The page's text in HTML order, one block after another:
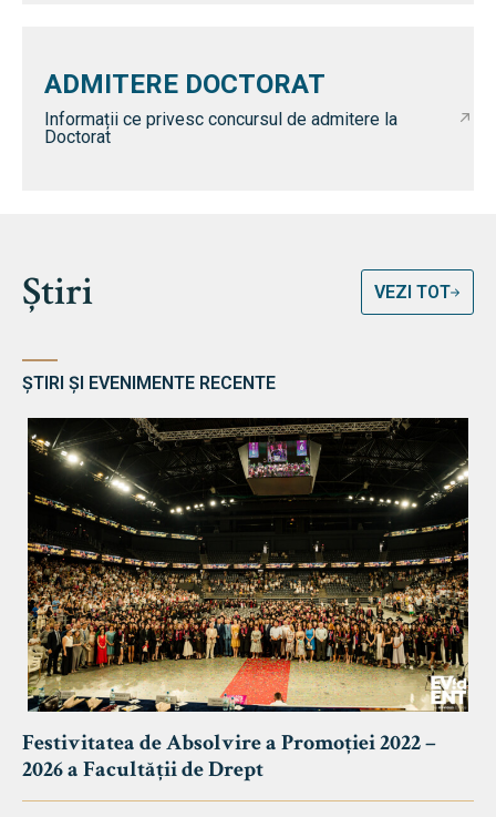
ADMITERE DOCTORAT
Informații ce privesc concursul de admitere la
Doctorat
Știri VEZI TOT
ȘTIRI ȘI EVENIMENTE RECENTE
Festivitatea de Absolvire a Promoției 2022 –
2026 a Facultății de Drept